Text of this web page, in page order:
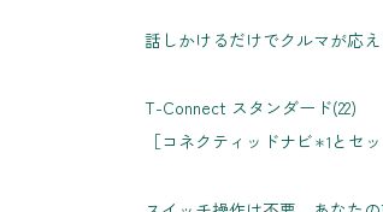
話しかけるだけでクルマが応え
T-Connect スタンダード(22)
［コネクティッドナビ＊1 とセッ